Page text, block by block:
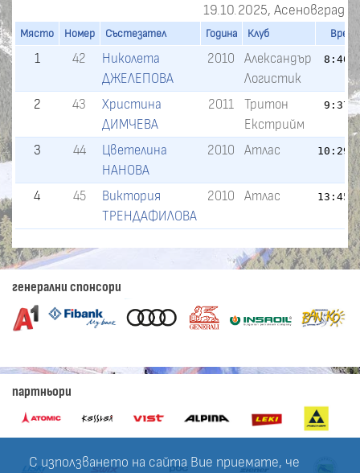
С използването на сайта Вие приемате, че
19.10.2025, Асеновград
Място Номер Състезател Година Клуб Време
1 42
Николета
ДЖЕЛЕПОВА
2010
Александър
Логистик
2 43
Христина
ДИМЧЕВА
2011
Тритон
Екстрийм
3 44
Цветелина
НАНОВА
2010 Атлас
4 45
Виктория
ТРЕНДАФИЛОВА
2010 Атлас
генерални спонсори
партньори